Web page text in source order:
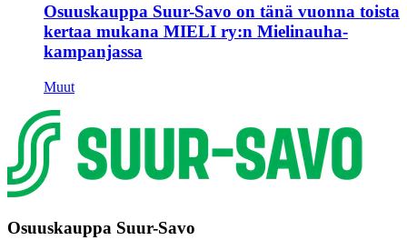
Osuuskauppa Suur-Savo on tänä vuonna toista
kertaa mukana MIELI ry:n Mielinauha-
kampanjassa
Muut
Osuuskauppa Suur-Savo